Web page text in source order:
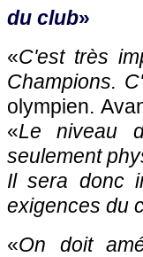
du club»
«C'est très
Champions.
olympien.
«Le niveau
seulement
Il sera donc
exigences du
«On doit